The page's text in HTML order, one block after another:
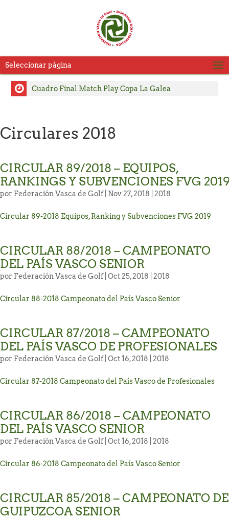
Seleccionar página
Cuadro Final Match Play Copa La Galea
Consulte Horarios de Salida Segunda Jornada LXVI
Pablo Pérez y Julia Salvadores, se adjudican el título
del Campeonato Absoluto de Zarauz
Carlos Satrustegui y Lourdes Barbeito, campeones
del Campeonato Senior de Jaizkibel – Memorial
Consulte Horarios de Salida Campeonato Absoluto
Zarauz
alternativa en el Área del Jugador en la web oficial.
Jaizkibel Memorial Carlos Hekneby
Circulares 2018
CIRCULAR 89/2018 – EQUIPOS,
RANKINGS Y SUBVENCIONES FVG
por Federación Vasca de Golf| Nov 27, 2018 | 2018
Circular 89-2018 Equipos, Ranking y Subvenciones FVG 2019
CIRCULAR 88/2018 – CAMPEONATO
DEL PAÍS VASCO SENIOR
por Federación Vasca de Golf| Oct 25, 2018 | 2018
Circular 88-2018 Campeonato del País Vasco Senior
CIRCULAR 87/2018 – CAMPEONATO
DEL PAÍS VASCO DE PROFESIONALES
por Federación Vasca de Golf| Oct 16, 2018 | 2018
Circular 87-2018 Campeonato del País Vasco de Profesionales
CIRCULAR 86/2018 – CAMPEONATO
DEL PAÍS VASCO SENIOR
por Federación Vasca de Golf| Oct 16, 2018 | 2018
Circular 86-2018 Campeonato del País Vasco Senior
CIRCULAR 85/2018 – CAMPEONATO DE
GUIPUZCOA SENIOR